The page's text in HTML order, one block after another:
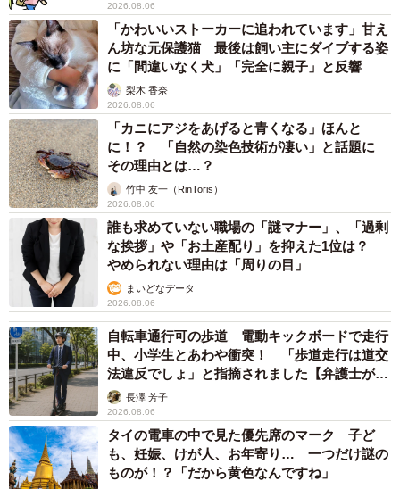
2026.08.06
「かわいいストーカーに追われています」甘え
ん坊な元保護猫 最後は飼い主にダイブする姿
に「間違いなく犬」「完全に親子」と反響
梨木 香奈
2026.08.06
「カニにアジをあげると青くなる」ほんと
に！？ 「自然の染色技術が凄い」と話題に
その理由とは…？
竹中 友一（RinToris）
2026.08.06
誰も求めていない職場の「謎マナー」、「過剰
な挨拶」や「お土産配り」を抑えた1位は？
やめられない理由は「周りの目」
まいどなデータ
2026.08.06
自転車通行可の歩道 電動キックボードで走行
中、小学生とあわや衝突！ 「歩道走行は道交
法違反でしょ」と指摘されました【弁護士が解
説】長澤 芳子
2026.08.06
タイの電車の中で見た優先席のマーク 子ど
も、妊娠、けが人、お年寄り… 一つだけ謎の
ものが！？「だから黄色なんですね」